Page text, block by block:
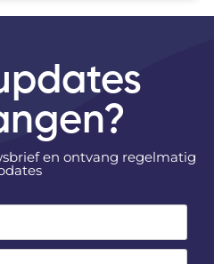
en ontvang regelmatig